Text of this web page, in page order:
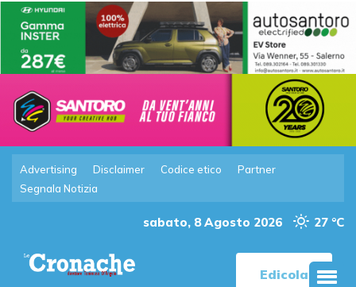
Advertising Disclaimer Codice etico
Partner
Segnala Notizia
sabato, 8 Agosto 2026 27 °C
Edicola